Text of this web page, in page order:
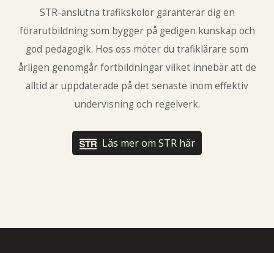
STR-anslutna trafikskolor garanterar dig en
förarutbildning som bygger på gedigen kunskap och
god pedagogik. Hos oss möter du trafiklärare som
årligen genomgår fortbildningar vilket innebär att de
alltid är uppdaterade på det senaste inom effektiv
undervisning och regelverk.
Läs mer om STR här